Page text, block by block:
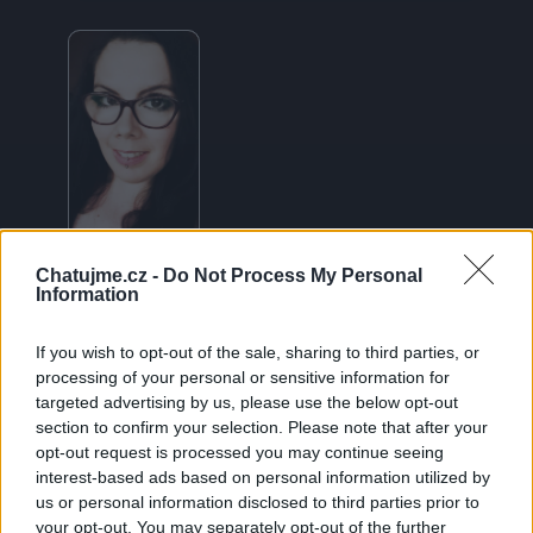
Chatujme.cz - Do Not Process My Personal
Information
If you wish to opt-out of the sale, sharing to third parties, or
processing of your personal or sensitive information for
targeted advertising by us, please use the below opt-out
section to confirm your selection. Please note that after your
opt-out request is processed you may continue seeing
interest-based ads based on personal information utilized by
us or personal information disclosed to third parties prior to
your opt-out. You may separately opt-out of the further
Me 🤘❤
Neověřený profil
Tento uživatel zatím neprokázal svou identitu ověřovací
fotografií. U neověřených profilů nelze zaručit, že fotografie a
údaje odpovídají skutečné osobě.